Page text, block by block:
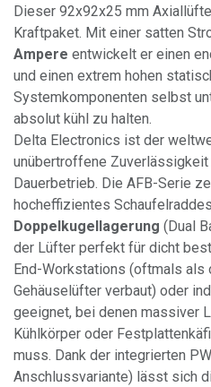
Dieser 92x92x25 mm
Kraftpaket. Mit einer satten
Ampere entwickelt er einen
und einen extrem hohen
Systemkomponenten selbst
absolut kühl zu halten.
Delta Electronics ist der
unübertroffene
Dauerbetrieb. Die AFB-Serie
hocheffizientes
Doppelkugellagerung (Dual
der Lüfter perfekt für dicht
End-Workstations (oftmals als
Gehäuselüfter verbaut) oder
geeignet, bei denen massiver
Kühlkörper oder
muss. Dank der integrierten
Anschlussvariante) lässt sich